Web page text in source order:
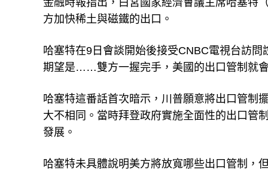
金融時報指出，白宮國家經濟會議主席哈塞特
方加快稀土與磁鐵的出口。
哈塞特在9日會談開始後接受CNBC電視台訪
期望是……雙方一握完手，美國的出口管制就
哈塞特這番話首次暗示，川普願意將出口管制
大不相同。當時拜登政府實施全面性的出口管
發展。
哈塞特未具體說明美方將放寬哪些出口管制，